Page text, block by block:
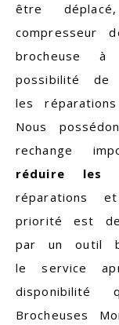
être
compresseur
brocheuse
possibilité de
les
Nous
rechange
réduire les
réparations
priorité est
par un outil
le service
Brocheuses